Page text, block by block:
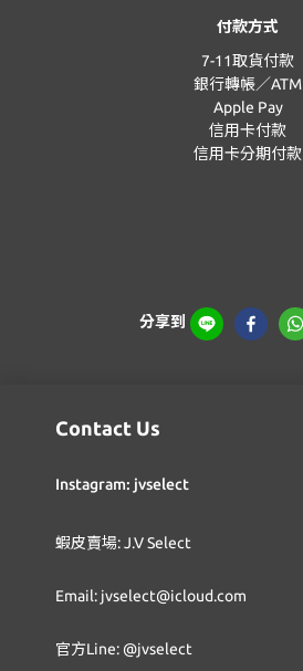
付款方式
7-11取貨付款
銀行轉帳／ATM
Apple Pay
信用卡付款
信用卡分期付款
分享到
Contact Us
Instagram: jvselect
蝦皮賣場: J.V Select
Email: jvselect@icloud.com
官方Line: @jvselect